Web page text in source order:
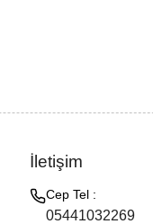
İletişim
Cep Tel :
05441032269